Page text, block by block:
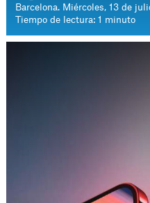
Barcelona. Miércoles, 13 de
Tiempo de lectura: 1 minuto